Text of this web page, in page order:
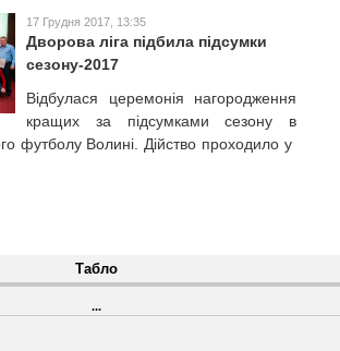
17 Грудня 2017, 13:35
Дворова ліга підбила підсумки
сезону-2017
Відбулася церемонія нагородження
кращих за підсумками сезону в
футболу Волині. Дійство проходило у
Табло
...